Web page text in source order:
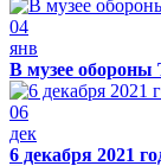
04
янв
В музее обороны
06
дек
6 декабря 2021